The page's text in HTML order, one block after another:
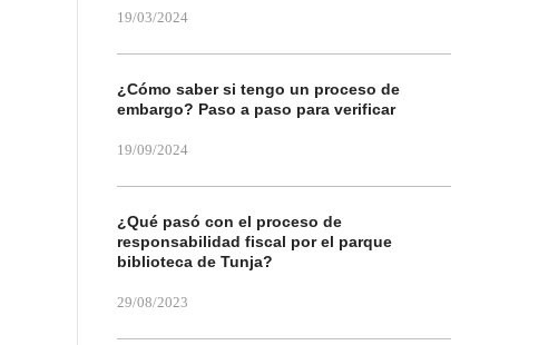
19/03/2024
¿Cómo saber si tengo un proceso de
embargo? Paso a paso para verificar
19/09/2024
¿Qué pasó con el proceso de
responsabilidad fiscal por el parque
biblioteca de Tunja?
29/08/2023